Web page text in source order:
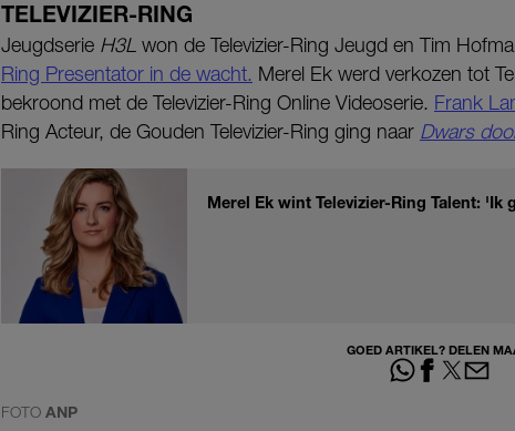
TELEVIZIER-RING
Jeugdserie H3L won de Televizier-Ring Jeugd en Tim
Ring Presentator in de wacht. Merel Ek werd verkozen tot
bekroond met de Televizier-Ring Online Videoserie. Frank
Ring Acteur, de Gouden Televizier-Ring ging naar Dwars
Merel Ek wint Televizier-Ring Talent: 'Ik
GOED ARTIKEL? DELEN
FOTO ANP